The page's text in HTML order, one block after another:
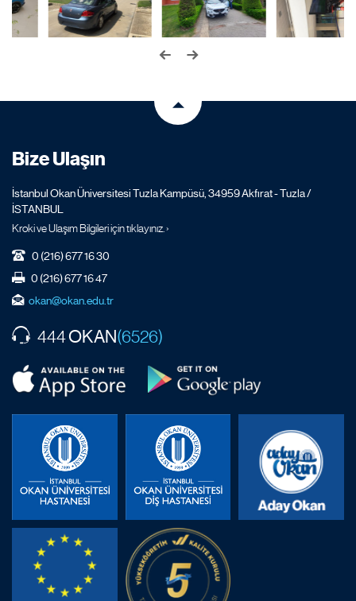
Bize Ulaşın
İstanbul Okan Üniversitesi Tuzla Kampüsü, 34959 Akfırat - Tuzla /
İSTANBUL
Kroki ve Ulaşım Bilgileri için tıklayınız. ›
0 (216) 677 16 30
0 (216) 677 16 47
okan@okan.edu.tr
444OKAN(6526)